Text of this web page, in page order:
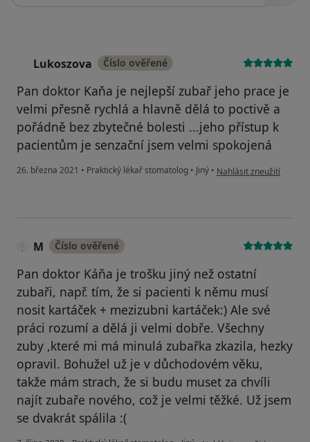
Lukoszova Číslo ověřené
Pan doktor Kaňa je nejlepší zubař jeho prace je
velmi přesně rychlá a hlavně dělá to poctivě a
pořádně bez zbytečné bolesti ...jeho přístup k
pacientům je senzační jsem velmi spokojená
26. března 2021 • Praktický lékař stomatolog • Jiný • podle názoru uživatele
Nahlásit zneužití
M Číslo ověřené
Pan doktor Káňa je trošku jiný než ostatní
zubaři, např. tím, že si pacienti k němu musí
nosit kartáček + mezizubni kartáček:) Ale své
práci rozumí a dělá ji velmi dobře. Všechny
zuby ,které mi má minulá zubařka zkazila, hezky
opravil. Bohužel už je v důchodovém věku,
takže mám strach, že si budu muset za chvíli
najít zubaře nového, což je velmi těžké. Už jsem
se dvakrát spálila :(